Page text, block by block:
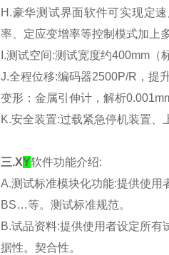
H.豪华测试界面软件可实现定
率、定应变增率等控制模式加上
I.测试空间:测试宽度约400mm（
J.全程位移:编码器2500P/R，提
变形：金属引伸计，解析
K.安全装置:过载紧急停机装置、
三.XY软件功能介绍:
A.测试标准模块化功能:提供使用
BS…等。测试标准规范。
B.试品资料:提供使用者设定所
据性。契合性。